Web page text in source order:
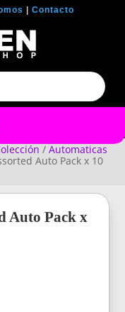
Contacto
/Automaticas
Auto Pack x 10
Auto Pack x